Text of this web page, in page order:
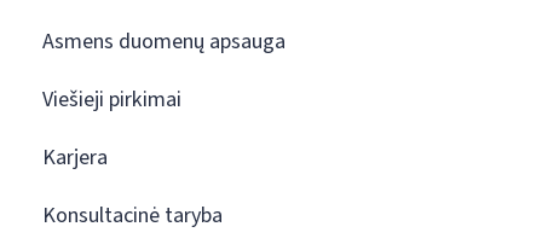
Asmens duomenų apsauga
Viešieji pirkimai
Karjera
Konsultacinė taryba